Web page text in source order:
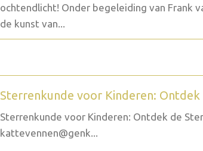
ochtendlicht! Onder begeleiding van Frank
de kunst van...
Sterrenkunde voor Kinderen:
Sterrenkunde voor Kinderen: Ontdek de
kattevennen@genk...